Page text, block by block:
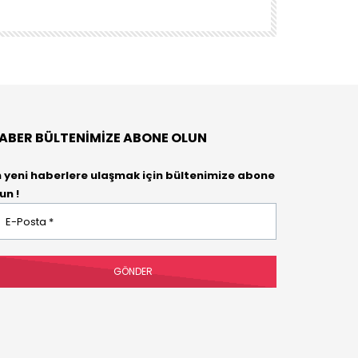
BÜLTENIMIZE ABONE OLUN
yeni haberlere ulaşmak için bültenimize abone
!